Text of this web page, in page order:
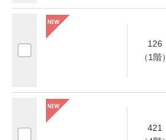
126
（1階）
421